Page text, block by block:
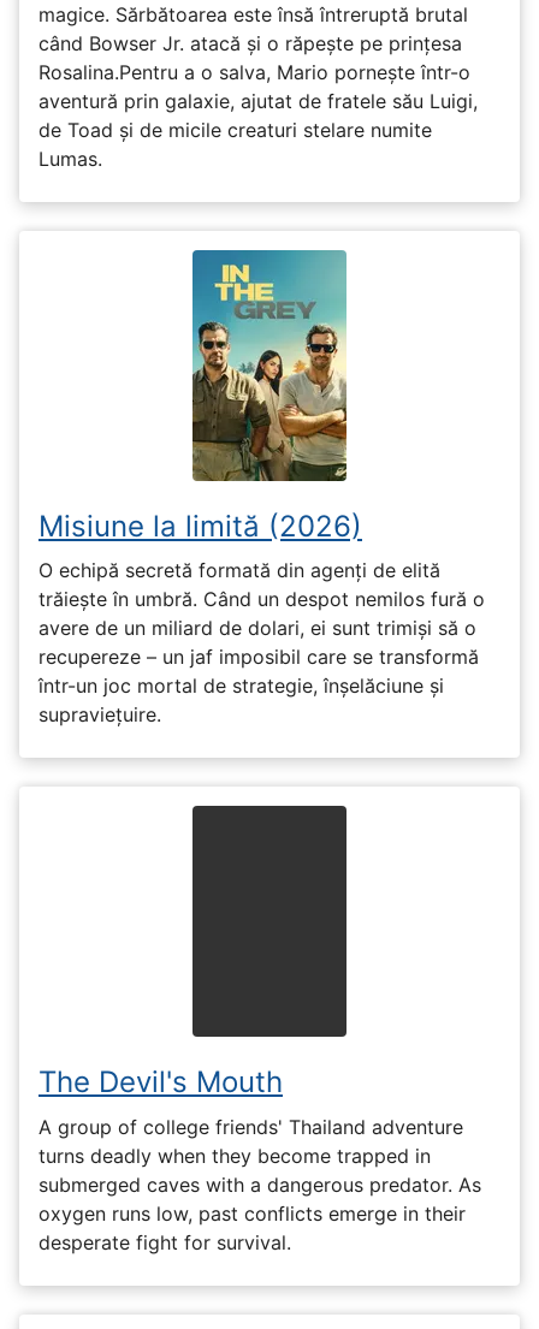
magice. Sărbătoarea este însă întreruptă brutal
când Bowser Jr. atacă și o răpește pe prinţesa
Rosalina.Pentru a o salva, Mario pornește într-o
aventură prin galaxie, ajutat de fratele său Luigi,
de Toad și de micile creaturi stelare numite
Lumas.
Misiune la limită (2026)
O echipă secretă formată din agenți de elită
trăiește în umbră. Când un despot nemilos fură o
avere de un miliard de dolari, ei sunt trimiși să o
recupereze – un jaf imposibil care se transformă
într-un joc mortal de strategie, înșelăciune și
supraviețuire.
The Devil's Mouth
A group of college friends' Thailand adventure
turns deadly when they become trapped in
submerged caves with a dangerous predator. As
oxygen runs low, past conflicts emerge in their
desperate fight for survival.